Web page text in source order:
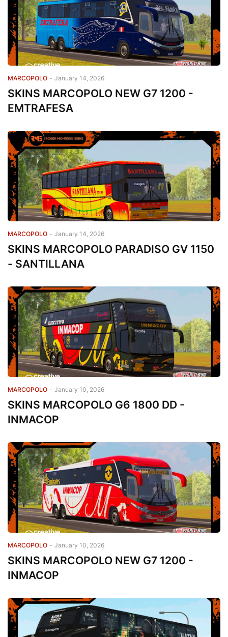
MARCOPOLO - January 14, 2026
SKINS MARCOPOLO NEW G7 1200 -
EMTRAFESA
MARCOPOLO - January 14, 2026
SKINS MARCOPOLO PARADISO GV 1150
- SANTILLANA
MARCOPOLO - January 10, 2026
SKINS MARCOPOLO G6 1800 DD -
INMACOP
MARCOPOLO - January 10, 2026
SKINS MARCOPOLO NEW G7 1200 -
INMACOP